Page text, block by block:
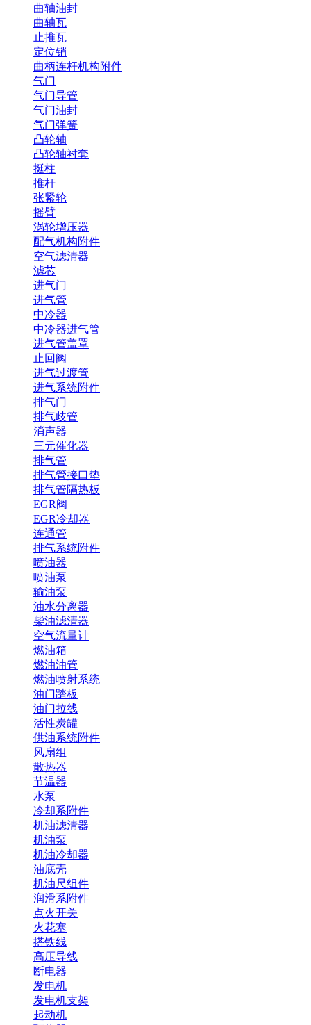
曲轴油封
曲轴瓦
止推瓦
定位销
曲柄连杆机构附件
气门
气门导管
气门油封
气门弹簧
凸轮轴
凸轮轴衬套
挺柱
推杆
张紧轮
摇臂
涡轮增压器
配气机构附件
空气滤清器
滤芯
进气门
进气管
中冷器
中冷器进气管
进气管盖罩
止回阀
进气过渡管
进气系统附件
排气门
排气歧管
消声器
三元催化器
排气管
排气管接口垫
排气管隔热板
EGR阀
EGR冷却器
连通管
排气系统附件
喷油器
喷油泵
输油泵
油水分离器
柴油滤清器
空气流量计
燃油箱
燃油油管
燃油喷射系统
油门踏板
油门拉线
活性炭罐
供油系统附件
风扇组
散热器
节温器
水泵
冷却系附件
机油滤清器
机油泵
机油冷却器
油底壳
机油尺组件
润滑系附件
点火开关
火花塞
搭铁线
高压导线
断电器
发电机
发电机支架
起动机